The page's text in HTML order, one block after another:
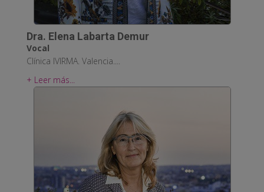
Dra. Elena Labarta Demur
Vocal
Clínica IVIRMA. Valencia....
+ Leer más...